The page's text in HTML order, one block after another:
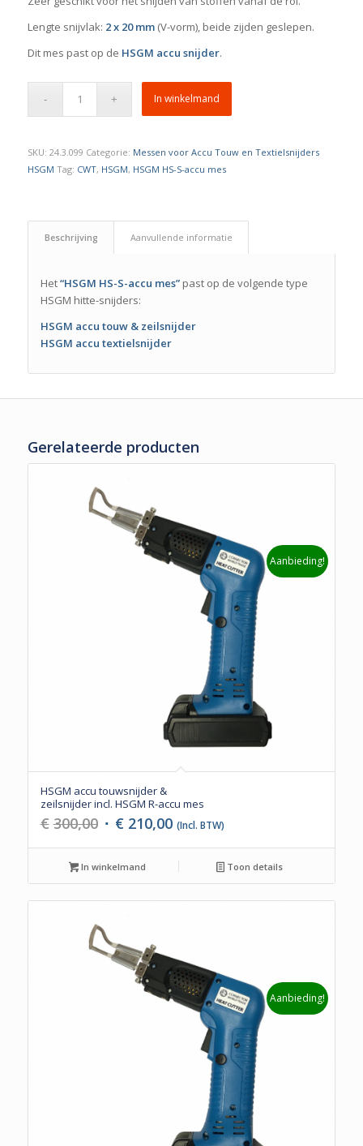
Lengte snijvlak: 2 x 20 mm(V-vorm), beide zijden geslepen.
Dit mes past op de HSGM accu snijder.
In winkelmand
SKU: 24.3.099 Categorie: Messen voor Accu Touw en Textielsnijders
HSGM Tag: CWT, HSGM, HSGM HS-S-accu mes
Beschrijving Aanvullende informatie
Het“HSGM HS-S-accu mes”past op de volgende type
HSGM hitte-snijders:
HSGM accu touw & zeilsnijder
HSGM accu textielsnijder
Gerelateerde producten
HSGM accu touwsnijder &
zeilsnijder incl. HSGM R-accu mes
€ 300,00 Oorspronkelijke
was:
€300,00.
€ 210,00Huidige
is:
€210,00.
(Incl. BTW)
Aanbieding!
In winkelmand Toon details
Aanbieding!